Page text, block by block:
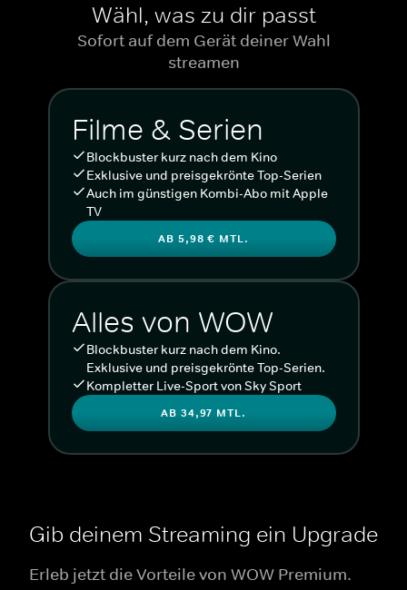
Wähl, was zu dir passt
Sofort auf dem Gerät deiner Wahl
streamen
Filme & Serien
Blockbuster kurz nach dem Kino
Exklusive und preisgekrönte Top-Serien
Auch im günstigen Kombi-Abo mit Apple
TV
AB 5,98 € MTL.
Alles von WOW
Blockbuster kurz nach dem Kino.
Exklusive und preisgekrönte Top-Serien.
Kompletter Live-Sport von Sky Sport
AB 34,97 MTL.
Gib deinem Streaming ein Upgrade
Erleb jetzt die Vorteile von WOW Premium.